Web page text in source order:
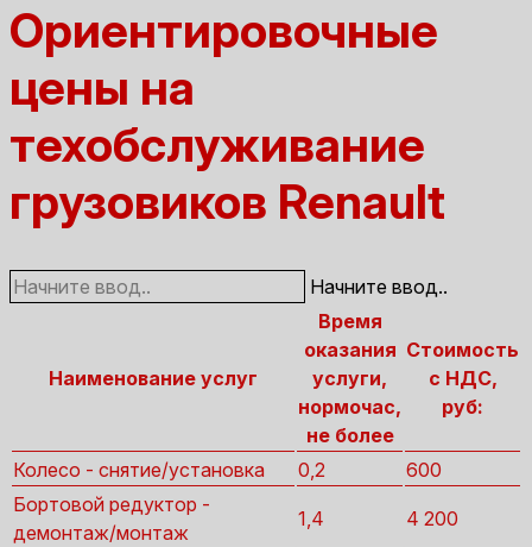
Ориентировочные
цены на
техобслуживание
грузовиков Renault
Начните ввод..
Наименование услуг
Время
оказания
услуги,
нормочас,
не более
Стоимость
с НДС,
руб:
Колесо - снятие/установка 0,2
600
Бортовой редуктор -
демонтаж/монтаж
1,4 4 200